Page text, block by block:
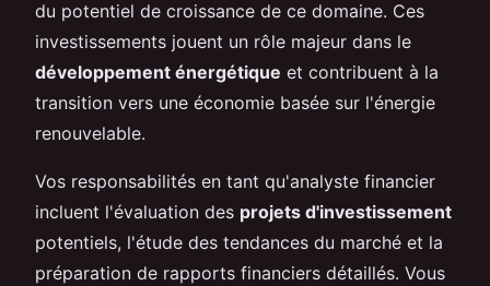
du potentiel de croissance de ce domaine. Ces
investissements jouent un rôle majeur dans le
développement énergétique et contribuent à la
transition vers une économie basée sur l'énergie
renouvelable.
Vos responsabilités en tant qu'analyste financier
incluent l'évaluation des projets d'investissement
potentiels, l'étude des tendances du marché et la
préparation de rapports financiers détaillés. Vous